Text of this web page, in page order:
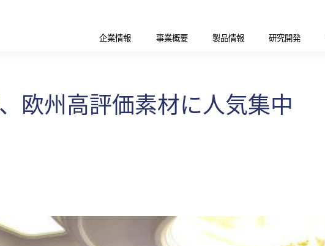
企業情報
事業概要 製品情報 研究開発
欧州高評価素材に人気集中